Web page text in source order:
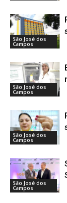
São José dos
Campos
São José dos
Campos
São José dos
Campos
São José dos
Campos